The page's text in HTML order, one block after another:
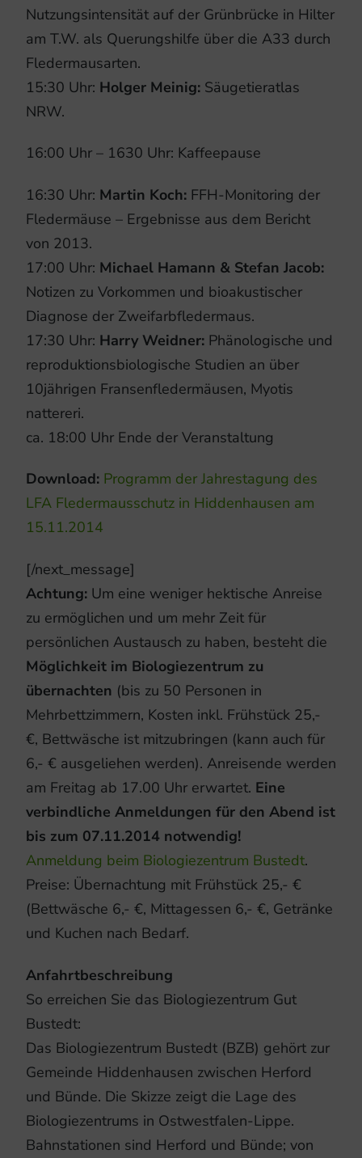
Nutzungsintensität auf der Grünbrücke in Hilter
am T.W. als Querungshilfe über die A33 durch
Fledermausarten.
15:30 Uhr: Holger Meinig:Säugetieratlas
NRW.
16:00 Uhr – 1630 Uhr: Kaffeepause
16:30 Uhr: Martin Koch:FFH-Monitoring der
Fledermäuse – Ergebnisse aus dem Bericht
von 2013.
17:00 Uhr: Michael Hamann & Stefan Jacob:
Notizen zu Vorkommen und bioakustischer
Diagnose der Zweifarbfledermaus.
17:30 Uhr: Harry Weidner:Phänologische und
reproduktionsbiologische Studien an über
10jährigen Fransenfledermäusen, Myotis
nattereri.
ca. 18:00 Uhr Ende der Veranstaltung
Download: Programm der Jahrestagung des
LFA Fledermausschutz in Hiddenhausen am
15.11.2014
[/next_message]
Achtung:Um eine weniger hektische Anreise
zu ermöglichen und um mehr Zeit für
persönlichen Austausch zu haben, besteht die
Möglichkeit im Biologiezentrum zu
übernachten (bis zu 50 Personen in
Mehrbettzimmern, Kosten inkl. Frühstück 25,-
€, Bettwäsche ist mitzubringen (kann auch für
6,- € ausgeliehen werden). Anreisende werden
am Freitag ab 17.00 Uhr erwartet. Eine
verbindliche Anmeldungen für den Abend ist
bis zum 07.11.2014 notwendig!
Anmeldung beim Biologiezentrum Bustedt.
Preise: Übernachtung mit Frühstück 25,- €
(Bettwäsche 6,- €, Mittagessen 6,- €, Getränke
und Kuchen nach Bedarf.
Anfahrtbeschreibung
So erreichen Sie das Biologiezentrum Gut
Bustedt:
Das Biologiezentrum Bustedt (BZB) gehört zur
Gemeinde Hiddenhausen zwischen Herford
und Bünde. Die Skizze zeigt die Lage des
Biologiezentrums in Ostwestfalen-Lippe.
Bahnstationen sind Herford und Bünde; von